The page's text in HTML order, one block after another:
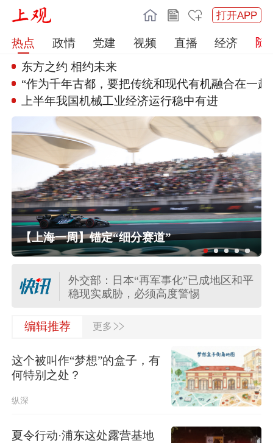
打开APP
热点 政情 党建 视频 直播
经济
东方之约 相约未来
“作为千年古都，要把传统和现代有机融合在一起
上半年我国机械工业经济运行稳中有进
【上海一周】锚定“细分赛道”
任前公示半年后，胡瑞连主动投案
外交部：日本“再军事化”已成地区和平
稳现实威胁，必须高度警惕
外交部：日方应正视国际社会关切，
“白海豚”登陆地点更新！中央气象台升
级台风预警
编辑推荐 更多 >>
这个被叫作“梦想”的盒子，有
何特别之处？
纵深
夏令行动·浦东这处露营基地